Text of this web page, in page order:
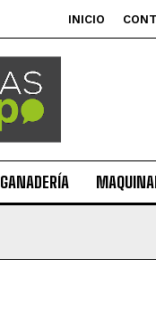
INICIO
GANADERÍA